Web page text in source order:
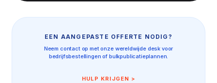
EEN AANGEPASTE OFFERTE NODIG?
Neem contact op met onze wereldwijde desk voor
bedrijfsbestellingen of bulkpublicatieplannen.
HULP KRIJGEN >